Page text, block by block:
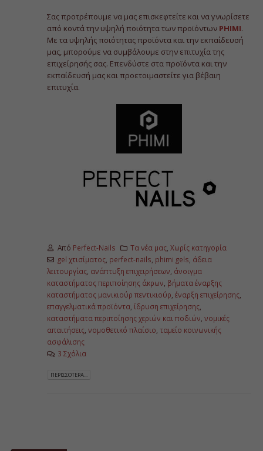
Σας προτρέπουμε να μας επισκεφτείτε και να γνωρίσετε
από κοντά την υψηλή ποιότητα των προϊόντων PHIMI.
Με τα υψηλής ποιότητας προϊόντα και την εκπαίδευσή
μας, μπορούμε να συμβάλουμε στην επιτυχία της
επιχείρησής σας. Επενδύστε στα προϊόντα και την
εκπαίδευσή μας και προετοιμαστείτε για βέβαιη
επιτυχία.
Από Perfect-Nails Τα νέα μας ,Χωρίς κατηγορία
gel χτισίματος, perfect-nails phimi gels άδεια
λειτουργίας ανάπτυξη επιχειρήσεων άνοιγμα
καταστήματος περιποίησης άκρων βήματα έναρξης
καταστήματος μανικιούρ πεντικιούρ έναρξη επιχείρησης
επαγγελματικά προϊόντα ίδρυση επιχείρησης
καταστήματα περιποίησης χεριών και ποδιών νομικές
απαιτήσεις νομοθετικό πλαίσιο ταμείο κοινωνικής
ασφάλισης
3 Σχόλια
ΠΕΡΙΣΣΌΤΕΡΑ...